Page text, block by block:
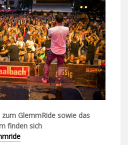
GlemmRide sowie das
finden sich